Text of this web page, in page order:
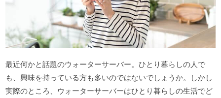
最近何かと話題のウォーターサーバー。ひとり暮らしの人で
も、興味を持っている方も多いのではないでしょうか。しかし
実際のところ、ウォーターサーバーはひとり暮らしの生活でど